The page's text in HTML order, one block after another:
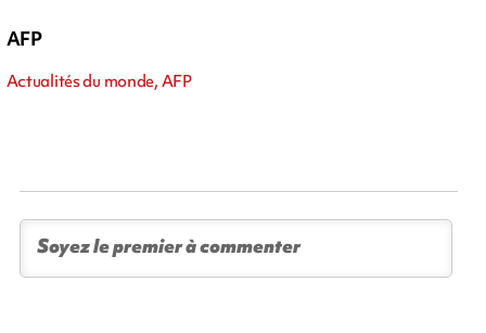
AFP
Actualités du monde, AFP